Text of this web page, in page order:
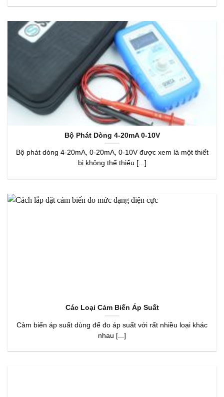
Bộ Phát Dòng 4-20mA 0-10V
Bộ phát dòng 4-20mA, 0-20mA, 0-10V được xem là một thiết
bị không thể thiếu [...]
Các Loại Cảm Biến Áp Suất
Cảm biến áp suất dùng để đo áp suất với rất nhiều loại khác
nhau [...]